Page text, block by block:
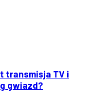
transmisja TV i
gwiazd?